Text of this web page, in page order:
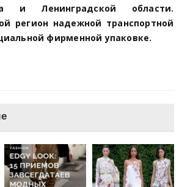
и Ленинградской области.
регион надежной транспортной
фирменной упаковке.